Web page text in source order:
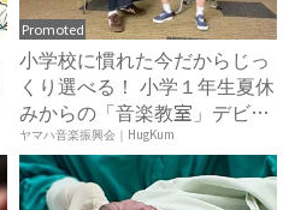
Promoted
小学校に慣れた今だからじっ
くり選べる！ 小学１年生夏休
みからの「音楽教室」デビ
ュ...
ヤマハ音楽振興会｜HugKum